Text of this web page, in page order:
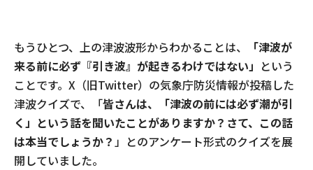
もうひとつ、上の津波波形からわかることは、
「津波が
来る前に必ず『引き波』が起きるわけではない」 という
ことです。X（旧Twitter）の気象庁防災情報が投稿した
津波クイズで、「皆さんは、「津波の前には必ず潮が引
く」という話を聞いたことがありますか？さて、この話
は本当でしょうか？ 」とのアンケート形式のクイズを展
開していました。